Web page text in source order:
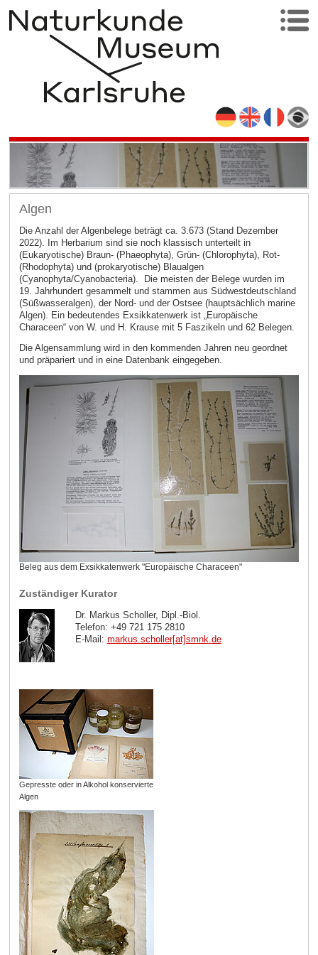
Algen
Die Anzahl der Algenbelege beträgt ca. 3.673 (Stand Dezember
2022). Im Herbarium sind sie noch klassisch unterteilt in
(Eukaryotische) Braun- (Phaeophyta), Grün- (Chlorophyta), Rot-
(Rhodophyta) und (prokaryotische) Blaualgen
(Cyanophyta/Cyanobacteria). Die meisten der Belege wurden im
19. Jahrhundert gesammelt und stammen aus Südwestdeutschland
(Süßwasseralgen), der Nord- und der Ostsee (hauptsächlich marine
Algen). Ein bedeutendes Exsikkatenwerk ist „Europäische
Characeen“ von W. und H. Krause mit 5 Faszikeln und 62 Belegen.
Die Algensammlung wird in den kommenden Jahren neu geordnet
und präpariert und in eine Datenbank eingegeben.
Beleg aus dem Exsikkatenwerk "Europäische Characeen"
Zuständiger Kurator
Dr. Markus Scholler, Dipl.-Biol.
Telefon: +49 721 175 2810
E-Mail: markus.scholler[at]smnk de
Gepresste oder in Alkohol konservierte
Algen